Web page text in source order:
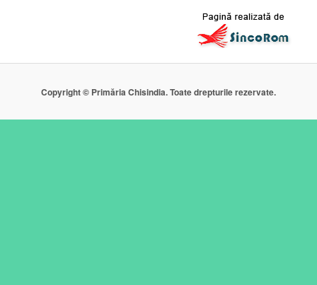
Copyright © Primăria Chisindia. Toate drepturile rezervate.